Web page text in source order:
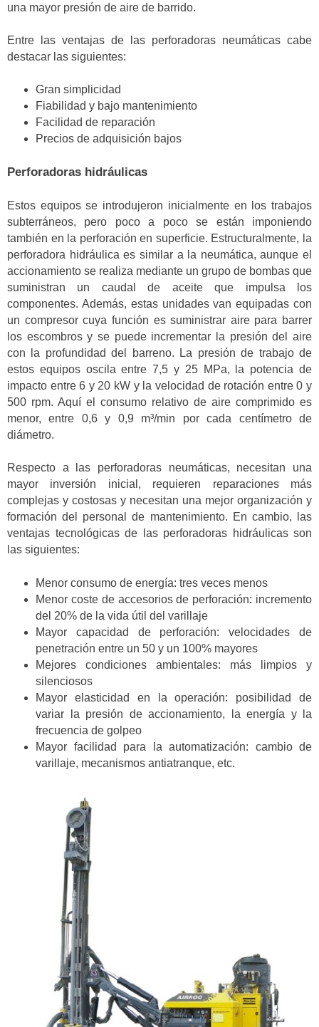
una mayor presión de aire de barrido.
Entre las ventajas de las perforadoras neumáticas cabe
destacar las siguientes:
Gran simplicidad
Fiabilidad y bajo mantenimiento
Facilidad de reparación
Precios de adquisición bajos
Perforadoras hidráulicas
Estos equipos se introdujeron inicialmente en los trabajos
subterráneos, pero poco a poco se están imponiendo
también en la perforación en superficie. Estructuralmente, la
perforadora hidráulica es similar a la neumática, aunque el
accionamiento se realiza mediante un grupo de bombas que
suministran un caudal de aceite que impulsa los
componentes. Además, estas unidades van equipadas con
un compresor cuya función es suministrar aire para barrer
los escombros y se puede incrementar la presión del aire
con la profundidad del barreno. La presión de trabajo de
estos equipos oscila entre 7,5 y 25 MPa, la potencia de
impacto entre 6 y 20 kW y la velocidad de rotación entre 0 y
500 rpm. Aquí el consumo relativo de aire comprimido es
menor, entre 0,6 y 0,9 m³/min por cada centímetro de
diámetro.
Respecto a las perforadoras neumáticas, necesitan una
mayor inversión inicial, requieren reparaciones más
complejas y costosas y necesitan una mejor organización y
formación del personal de mantenimiento. En cambio, las
ventajas tecnológicas de las perforadoras hidráulicas son
las siguientes:
Menor consumo de energía: tres veces menos
Menor coste de accesorios de perforación: incremento
del 20% de la vida útil del varillaje
Mayor capacidad de perforación: velocidades de
penetración entre un 50 y un 100% mayores
Mejores condiciones ambientales: más limpios y
silenciosos
Mayor elasticidad en la operación: posibilidad de
variar la presión de accionamiento, la energía y la
frecuencia de golpeo
Mayor facilidad para la automatización: cambio de
varillaje, mecanismos antiatranque, etc.